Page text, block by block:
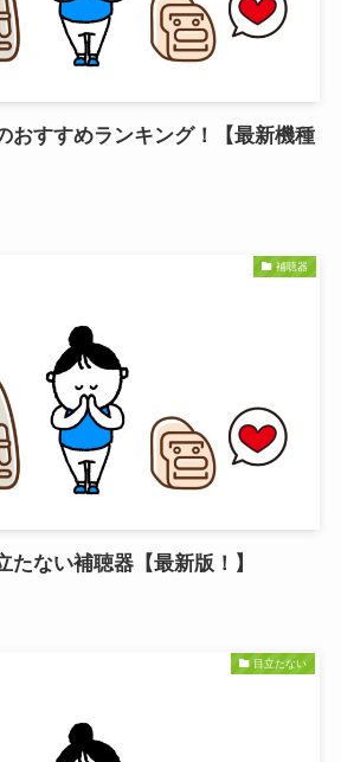
おすすめランキング！【最新機種
補聴器
たない補聴器【最新版！】
目立たない